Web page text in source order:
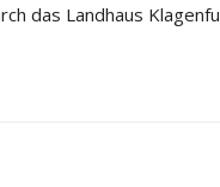
das Landhaus